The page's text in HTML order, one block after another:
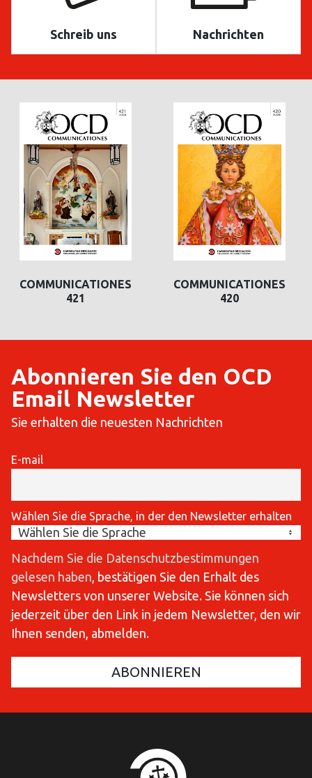
Schreib uns Nachrichten
COMMUNICATIONES
421
COMMUNICATIONES
420
Abonnieren Sie den OCD
Email Newsletter
Sie erhalten die neuesten Nachrichten
E-mail
Wählen Sie die Sprache, in der den Newsletter erhalten
Nachdem Sie die Datenschutzbestimmungen
gelesen haben , bestätigen Sie den Erhalt des
Newsletters von unserer Website. Sie können sich
jederzeit über den Link in jedem Newsletter, den wir
Ihnen senden, abmelden.